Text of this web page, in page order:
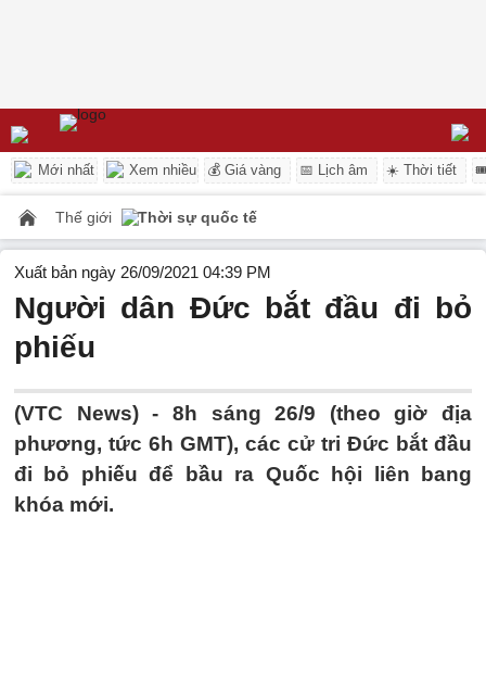
Mới nhất Xem nhiều 💰 Giá vàng 📅 Lịch âm ☀️ Thời tiết
Thế giới Thời sự quốc tế
Xuất bản ngày 26/09/2021 04:39 PM
Người dân Đức bắt đầu đi bỏ
phiếu
(VTC News) - 8h sáng 26/9 (theo giờ địa
phương, tức 6h GMT), các cử tri Đức bắt đầu
đi bỏ phiếu để bầu ra Quốc hội liên bang
khóa mới.